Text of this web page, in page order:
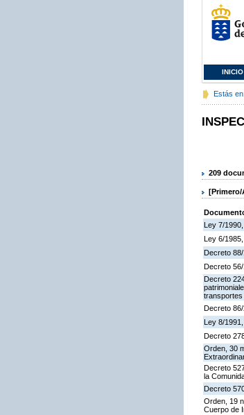
INICIO
Estás en:
209
Ley 7/
Ley 6/
Decreto
Decreto
Decreto
Decreto
Ley 8/
Decreto
Orden, 30
Decreto
la
Decreto
Orden, 19
Cuerpo de